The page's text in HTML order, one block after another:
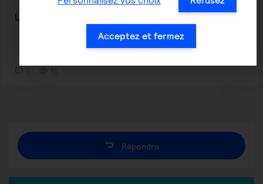
Location de fauteuil roulant électrique
Répondre
Acceptez et fermez